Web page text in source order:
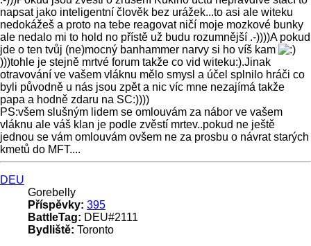
napsat jako inteligentní člověk bez urážek...to asi ale witeku
nedokážeš a proto na tebe reagovat ničí moje mozkové bunky
ale nedalo mi to hold no přístě už budu rozumnější .-))))A pokud
jde o ten tvůj (ne)mocný banhammer narvy si ho víš kam
)))tohle je stejně mrtvé forum takže co vid witeku:).Jinak
otravování ve vašem vláknu mělo smysl a účel splnilo hráči co
byli původně u nás jsou zpět a nic víc mne nezajímá takže
papa a hodně zdaru na SC:))))
PS:všem slušným lidem se omlouvám za nábor ve vašem
vláknu ale váš klan je podle zvěstí mrtev..pokud ne ještě
jednou se vám omlouvám ovšem ne za prosbu o návrat starých
kmetů do MFT....
Nahoru
DEU
Gorebelly
Příspěvky: 395
BattleTag: DEU#2111
Bydliště: Toronto